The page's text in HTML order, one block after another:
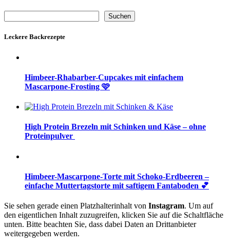
Suchen
Leckere Backrezepte
Himbeer-Rhabarber-Cupcakes mit einfachem
Mascarpone-Frosting 🩷
High Protein Brezeln mit Schinken und Käse – ohne
Proteinpulver
Himbeer-Mascarpone-Torte mit Schoko-Erdbeeren –
einfache Muttertagstorte mit saftigem Fantaboden 💕
Sie sehen gerade einen Platzhalterinhalt von Instagram. Um auf
den eigentlichen Inhalt zuzugreifen, klicken Sie auf die Schaltfläche
unten. Bitte beachten Sie, dass dabei Daten an Drittanbieter
weitergegeben werden.